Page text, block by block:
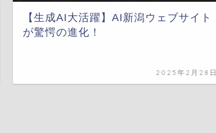
【生成AI大活躍】AI新潟ウェブサイト
が驚愕の進化！
2025年2月28日